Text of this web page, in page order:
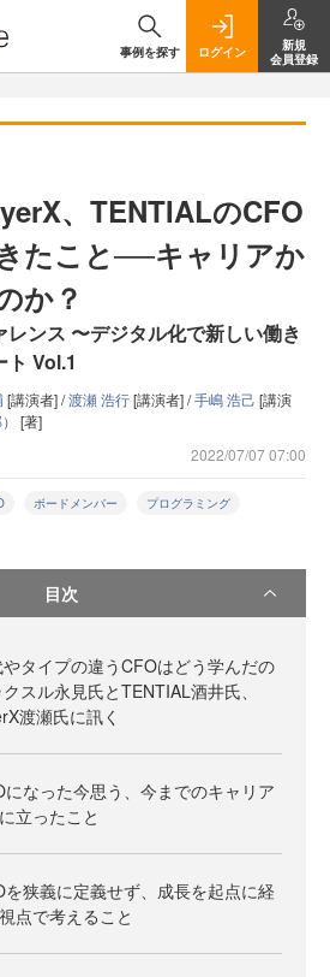
事例を探す ログイン
新規
会員登録
、TENTIALのCFO
たこと──キャリアか
か？
ンス 〜デジタル化で新しい働き
Vol.1
[講演者] /渡瀬 浩行[講演者] /手嶋 浩己 [講演
[著]
2022/07/07 07:00
ボードメンバー プログラミング
目次
タイプの違うCFOはどう学んだの
スル永見氏とTENTIAL酒井氏、
渡瀬氏に訊く
になった今思う、今までのキャリア
立ったこと
を狭義に定義せず、成長を起点に経
点で考えること